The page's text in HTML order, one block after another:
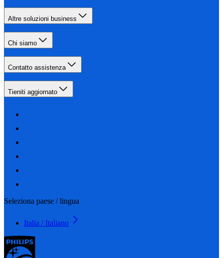
Altre soluzioni business
Chi siamo
Contatto assistenza
Tieniti aggiornato
Seleziona paese / lingua
Italia / Italiano